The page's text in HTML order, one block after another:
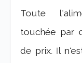
Toute
touchée par
de prix. Il